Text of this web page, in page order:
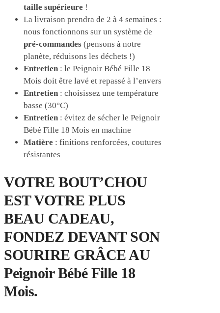
taille supérieure !
La livraison prendra de 2 à 4 semaines :
nous fonctionnons sur un système de
pré-commandes (pensons à notre
planète, réduisons les déchets !)
Entretien : le Peignoir Bébé Fille 18
Mois doit être lavé et repassé à l’envers
Entretien : choisissez une température
basse (30°C)
Entretien : évitez de sécher le Peignoir
Bébé Fille 18 Mois en machine
Matière : finitions renforcées, coutures
résistantes
VOTRE BOUT’CHOU
EST VOTRE PLUS
BEAU CADEAU,
FONDEZ DEVANT SON
SOURIRE GRÂCE AU
Peignoir Bébé Fille 18
Mois.